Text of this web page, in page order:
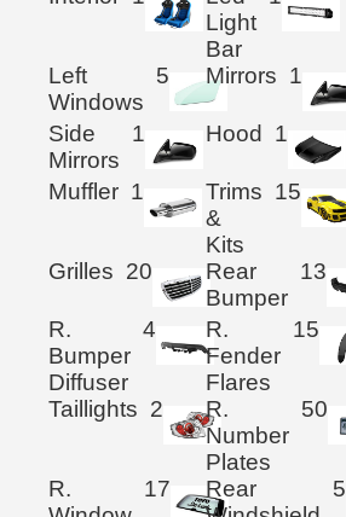
Light
Bar
Left
Windows
5 Mirrors 1
Side
Mirrors
1 Hood 1
Muffler 1
Trims
&
Kits
15
Grilles 20
Rear
Bumper
13
R.
Bumper
Diffuser
4
R.
Fender
Flares
15
Taillights 2
R.
Number
Plates
50
R.
17
Rear
5